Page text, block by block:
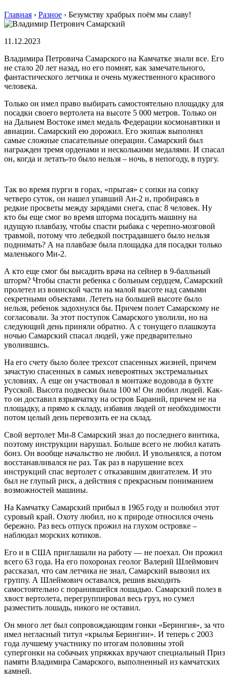
Главная › Разное › Безумству храбрых поём мы славу!
11.12.2023
Владимира Петровича Самарского на Камчатке знали все. Его
не стало 20 лет назад, но его помнят, как замечательного,
фантастического летчика и очень мужественного красивого
человека.
Только он имел право выбирать самостоятельно площадку для
посадки своего вертолета на высоте 5 000 метров. Только он
на Дальнем Востоке имел медаль Федерации космонавтики и
авиации. Самарский ею дорожил. Его экипаж выполнял
самые сложные спасательные операции. Самарский был
награжден тремя орденами и несколькими медалями. И спасал
он, когда и летать-то было нельзя – ночь, в непогоду, в пургу.
Так во время пурги в горах, «прыгая» с сопки на сопку
четверо суток, он нашел упавший Ан-2 и, пробираясь в
редкие просветы между зарядами снега, спас 8 человек. Ну
кто бы еще смог во время шторма посадить машину на
идущую плавбазу, чтобы спасти рыбака с черепно-мозговой
травмой, потому что лебедкой пострадавшего было нельзя
поднимать? А на плавбазе была площадка для посадки только
маленького Ми-2.
А кто еще смог бы высадить врача на сейнер в 9-балльный
шторм? Чтобы спасти ребенка с больным сердцем, Самарский
пролетел из воинской части на малой высоте над самыми
секретными объектами. Лететь на большей высоте было
нельзя, ребенок задохнулся бы. Причем полет Самарскому не
согласовали. За этот поступок Самарского уволили, но на
следующий день приняли обратно. А с тонущего плашкоута
ночью Самарский спасал людей, уже предварительно
уволившись.
На его счету было более трехсот спасенных жизней, причем
зачастую спасенных в самых невероятных экстремальных
условиях. А еще он участвовал в монтаже водовода в бухте
Русской. Высота подвески была 100 м! Он любил людей. Как-
то он доставил взрывчатку на остров Бараний, причем не на
площадку, а прямо к складу, избавив людей от необходимости
потом целый день перевозить ее на склад.
Свой вертолет Ми-8 Самарский знал до последнего винтика,
поэтому инструкции нарушал. Больше всего не любил катать
бонз. Он вообще начальство не любил. И увольнялся, а потом
восстанавливался не раз. Так раз в нарушение всех
инструкций спас вертолет с отказавшим двигателем. И это
был не глупый риск, а действия с прекрасным пониманием
возможностей машины.
На Камчатку Самарский прибыл в 1965 году и полюбил этот
суровый край. Охоту любил, но к природе относился очень
бережно. Раз весь отпуск прожил на глухом островке –
наблюдал морских котиков.
Его и в США приглашали на работу — не поехал. Он прожил
всего 63 года. На его похоронах геолог Валерий Шлеймович
рассказал, что сам летчика не знал, Самарский вывозил их
группу. А Шлеймович оставался, решив выходить
самостоятельно с поранившейся лошадью. Самарский полез в
хвост вертолета, перегруппировал весь груз, но сумел
разместить лошадь, никого не оставил.
Он много лет был сопровождающим гонки «Берингия», за что
имел негласный титул «крылья Берингии». И теперь с 2003
года лучшему участнику по итогам половины этой
супергонки на собачьих упряжках вручают специальный Приз
памяти Владимира Самарского, выполненный из камчатских
камней.